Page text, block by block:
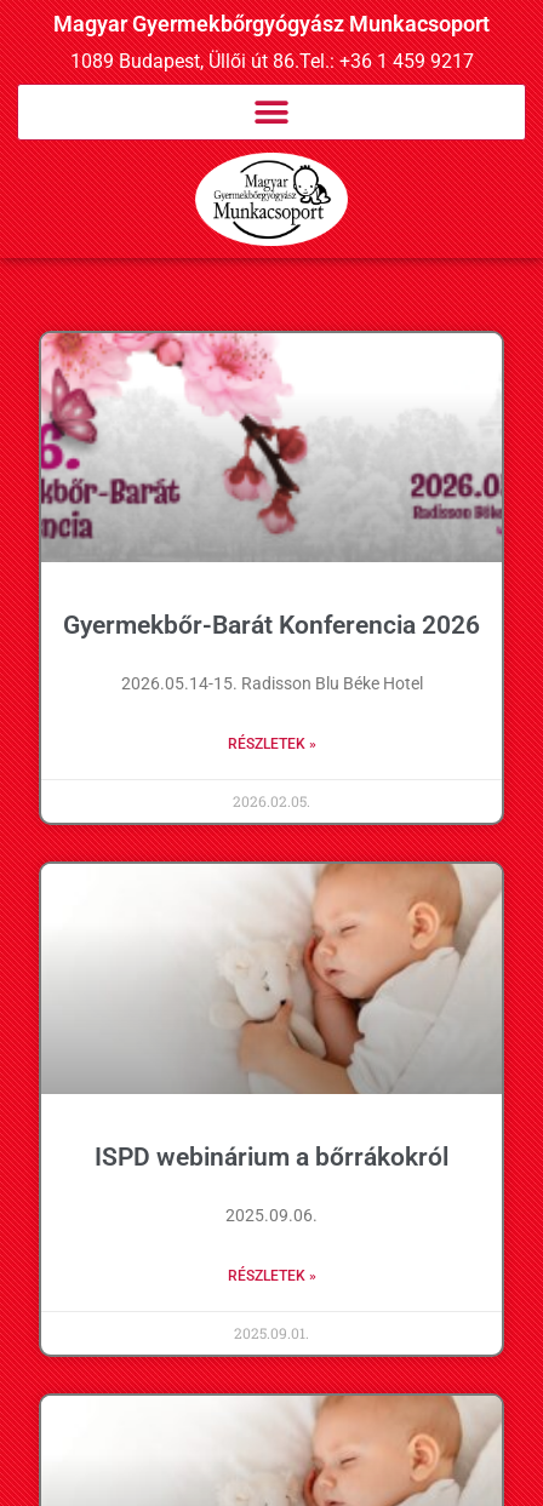
Magyar Gyermekbőrgyógyász Munkacsoport
1089 Budapest, Üllői út 86.Tel.: +36 1 459 9217
Gyermekbőr-Barát Konferencia 2026
2026.05.14-15. Radisson Blu Béke Hotel
RÉSZLETEK »
2026.02.05.
ISPD webinárium a bőrrákokról
2025.09.06.
RÉSZLETEK »
2025.09.01.